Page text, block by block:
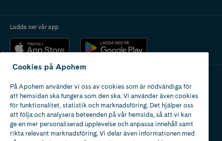
Ladda ner vår app
Apotek med tillstånd
av Läkemedelsverket
Cookies på Apohem
På Apohem använder vi oss av cookies som är nödvändiga för
att hemsidan ska fungera som den ska. Vi använder även cookies
för funktionalitet, statistik och marknadsföring. Det hjälper oss
att följa och analysera beteenden på vår hemsida, så att vi kan
ge en mer personaliserad upplevelse och anpassa innehåll samt
rikta relevant marknadsföring. Vi delar även informationen med